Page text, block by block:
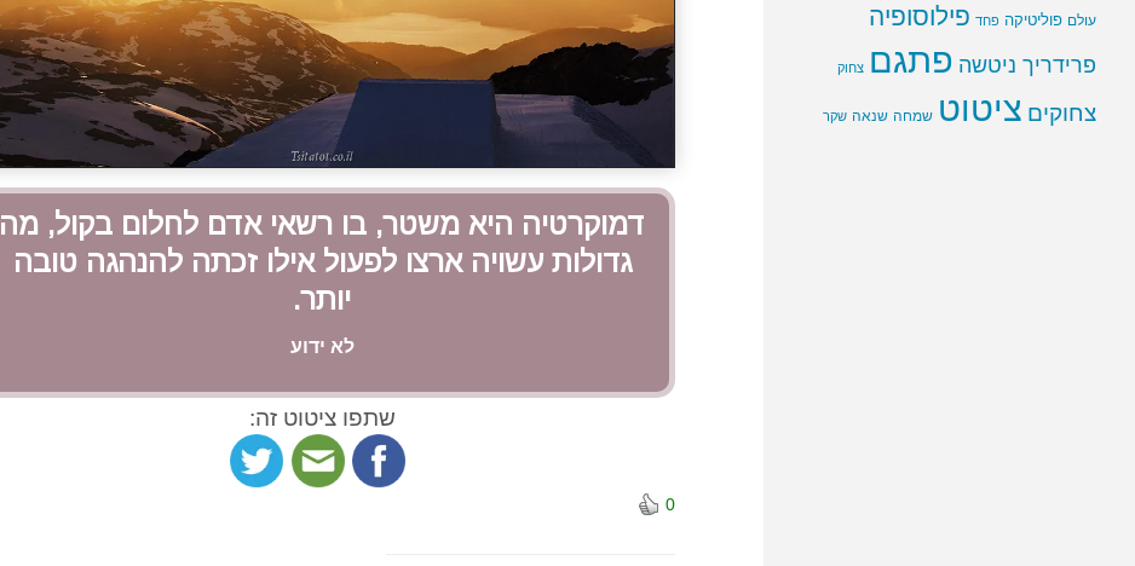
דמוקרטיה היא משטר, בו רשאי אדם לחלום בקול, מה
גדולות עשויה ארצו לפעול אילו זכתה להנהגה טובה
יותר.
לא ידוע
שתפו ציטוט זה:
0
עולם פוליטיקה פחד פילוסופיה
פרידריך ניטשה פתגם צחוק
צחוקים ציטוט שמחה שנאה שקר